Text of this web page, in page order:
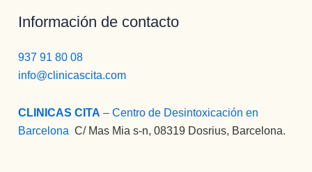
Información de contacto
937 91 80 08
info@clinicascita.com
CLINICAS CITA – Centro de Desintoxicación en
Barcelona :C/ Mas Mia s-n, 08319 Dosrius, Barcelona.